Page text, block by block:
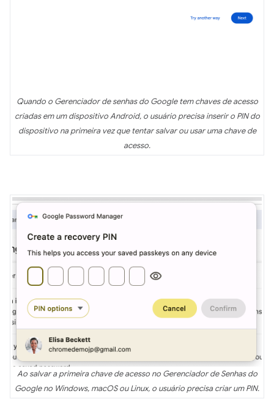
Quando o Gerenciador de senhas do Google tem chaves de acesso
criadas em um dispositivo Android, o usuário precisa inserir o PIN do
dispositivo na primeira vez que tentar salvar ou usar uma chave de
acesso.
Ao salvar a primeira chave de acesso no Gerenciador de Senhas do
Google no Windows, macOS ou Linux, o usuário precisa criar um PIN.